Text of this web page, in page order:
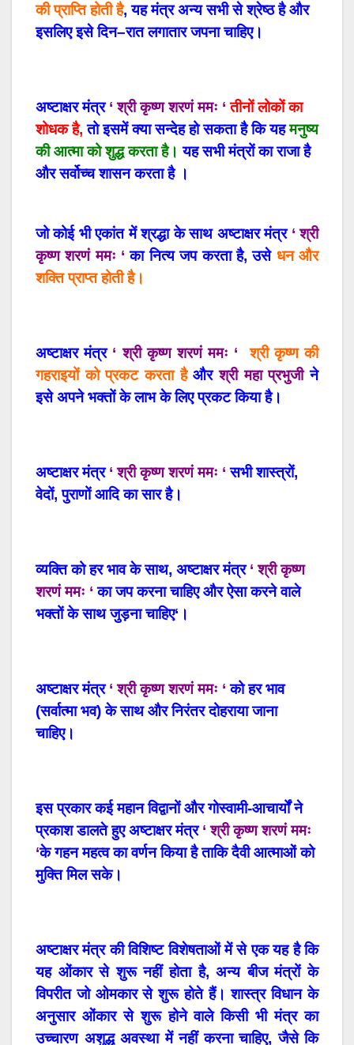
की प्राप्ति होती है,यह मंत्र अन्य सभी से श्रेष्ठ है और
इसलिए इसे दिन–रात लगातार जपना चाहिए।
अष्टाक्षर मंत्र ‘ श्री कृष्ण शरणं ममः ‘ तीनों लोकों का
शोधक है, तो इसमें क्या सन्देह हो सकता है कि यह मनुष्य
की आत्मा को शुद्ध करता है। यह सभी मंत्रों का राजा है
और सर्वोच्च शासन करता है।
जो कोई भी एकांत में श्रद्धा के साथ अष्टाक्षर मंत्र ‘ श्री
कृष्ण शरणं ममः ‘ का नित्य जप करता है,उसे धन और
शक्ति प्राप्त होती है।
अष्टाक्षर मंत्र ‘ श्री कृष्ण शरणं ममः ‘ श्री कृष्ण की
गहराइयों को प्रकट करता है और श्री महा प्रभुजी ने
इसे अपने भक्तों के लाभ के लिए प्रकट किया है।
अष्टाक्षर मंत्र ‘ श्री कृष्ण शरणं ममः ‘ सभी शास्त्रों,
वेदों,पुराणों आदि का सार है।
व्यक्ति को हर भाव के साथ, अष्टाक्षर मंत्र ‘ श्री कृष्ण
शरणं ममः ‘ का जप करना चाहिए और ऐसा करने वाले
भक्तों के साथ जुड़ना चाहिए‘ ।
अष्टाक्षर मंत्र ‘ श्री कृष्ण शरणं ममः ‘ को हर भाव
(सर्वात्मा भव)के साथ और निरंतर दोहराया जाना
चाहिए।
इस प्रकार कई महान विद्वानों और गोस्वामी-आचार्यों ने
प्रकाश डालते हुए अष्टाक्षर मंत्र‘ श्री कृष्ण शरणं ममः
‘के गहन महत्व का वर्णन किया है ताकि दैवी आत्माओं को
मुक्ति मिल सके।
अष्टाक्षर मंत्र की विशिष्ट विशेषताओं में से एक यह है कि
यह ओंकार से शुरू नहीं होता है,अन्य बीज मंत्रों के
विपरीत जो ओमकार से शुरू होते हैं। शास्त्र विधान के
अनुसार ओंकार से शुरू होने वाले किसी भी मंत्र का
उच्चारण अशुद्ध अवस्था में नहीं करना चाहिए, जैसे कि